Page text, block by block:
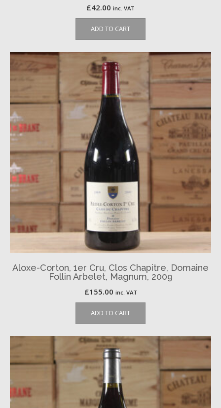
£42.00 inc. VAT
ADD TO CART
Aloxe-Corton, 1er Cru, Clos Chapitre, Domaine
Follin Arbelet, Magnum, 2009
£155.00 inc. VAT
ADD TO CART